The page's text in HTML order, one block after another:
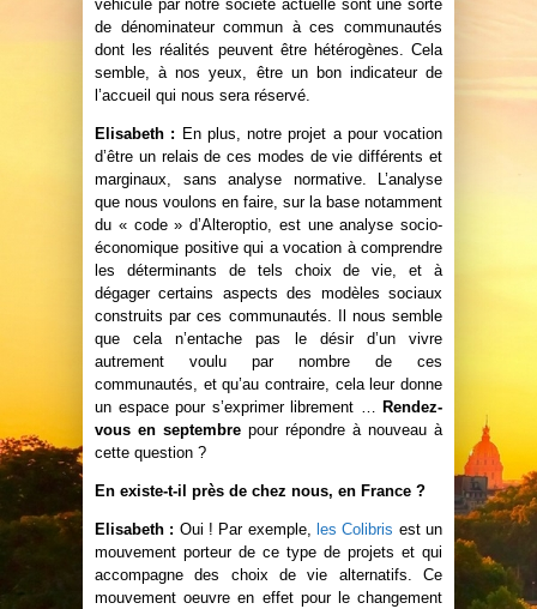
véhiculé par notre société actuelle sont une sorte
de dénominateur commun à ces communautés
dont les réalités peuvent être hétérogènes. Cela
semble, à nos yeux, être un bon indicateur de
l’accueil qui nous sera réservé.
Elisabeth : En plus, notre projet a pour vocation
d’être un relais de ces modes de vie différents et
marginaux, sans analyse normative. L’analyse
que nous voulons en faire, sur la base notamment
du « code » d’Alteroptio, est une analyse socio-
économique positive qui a vocation à comprendre
les déterminants de tels choix de vie, et à
dégager certains aspects des modèles sociaux
construits par ces communautés. Il nous semble
que cela n’entache pas le désir d’un vivre
autrement voulu par nombre de ces
communautés, et qu’au contraire, cela leur donne
un espace pour s’exprimer librement … Rendez-
vous en septembre pour répondre à nouveau à
cette question ?
En existe-t-il près de chez nous, en France ?
Elisabeth : Oui ! Par exemple,les Colibris est un
mouvement porteur de ce type de projets et qui
accompagne des choix de vie alternatifs. Ce
mouvement oeuvre en effet pour le changement